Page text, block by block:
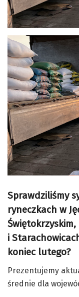
Sprawdziliśmy
ryneczkach w
Świętokrzyskim,
i
koniec lutego?
Prezentujemy
średnie dla